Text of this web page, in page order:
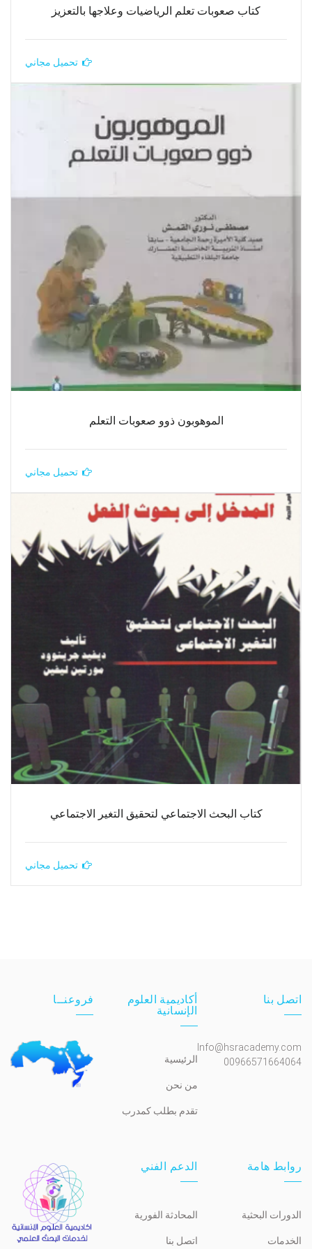
كتاب صعوبات تعلم الرياضيات وعلاجها بالتعزيز
تحميل مجاني
الموهوبون ذوو صعوبات التعلم
تحميل مجاني
كتاب البحث الاجتماعي لتحقيق التغير الاجتماعي
تحميل مجاني
اتصل بنا
Info@hsracademy.com
00966571664064
أكاديمية العلوم
الإنسانية
الرئيسية
من نحن
تقدم بطلب كمدرب
فروعنــا
روابط هامة
الدورات البحثية
الخدمات
الدعم الفني
المحادثة الفورية
اتصل بنا